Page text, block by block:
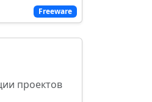
Freeware
проектов